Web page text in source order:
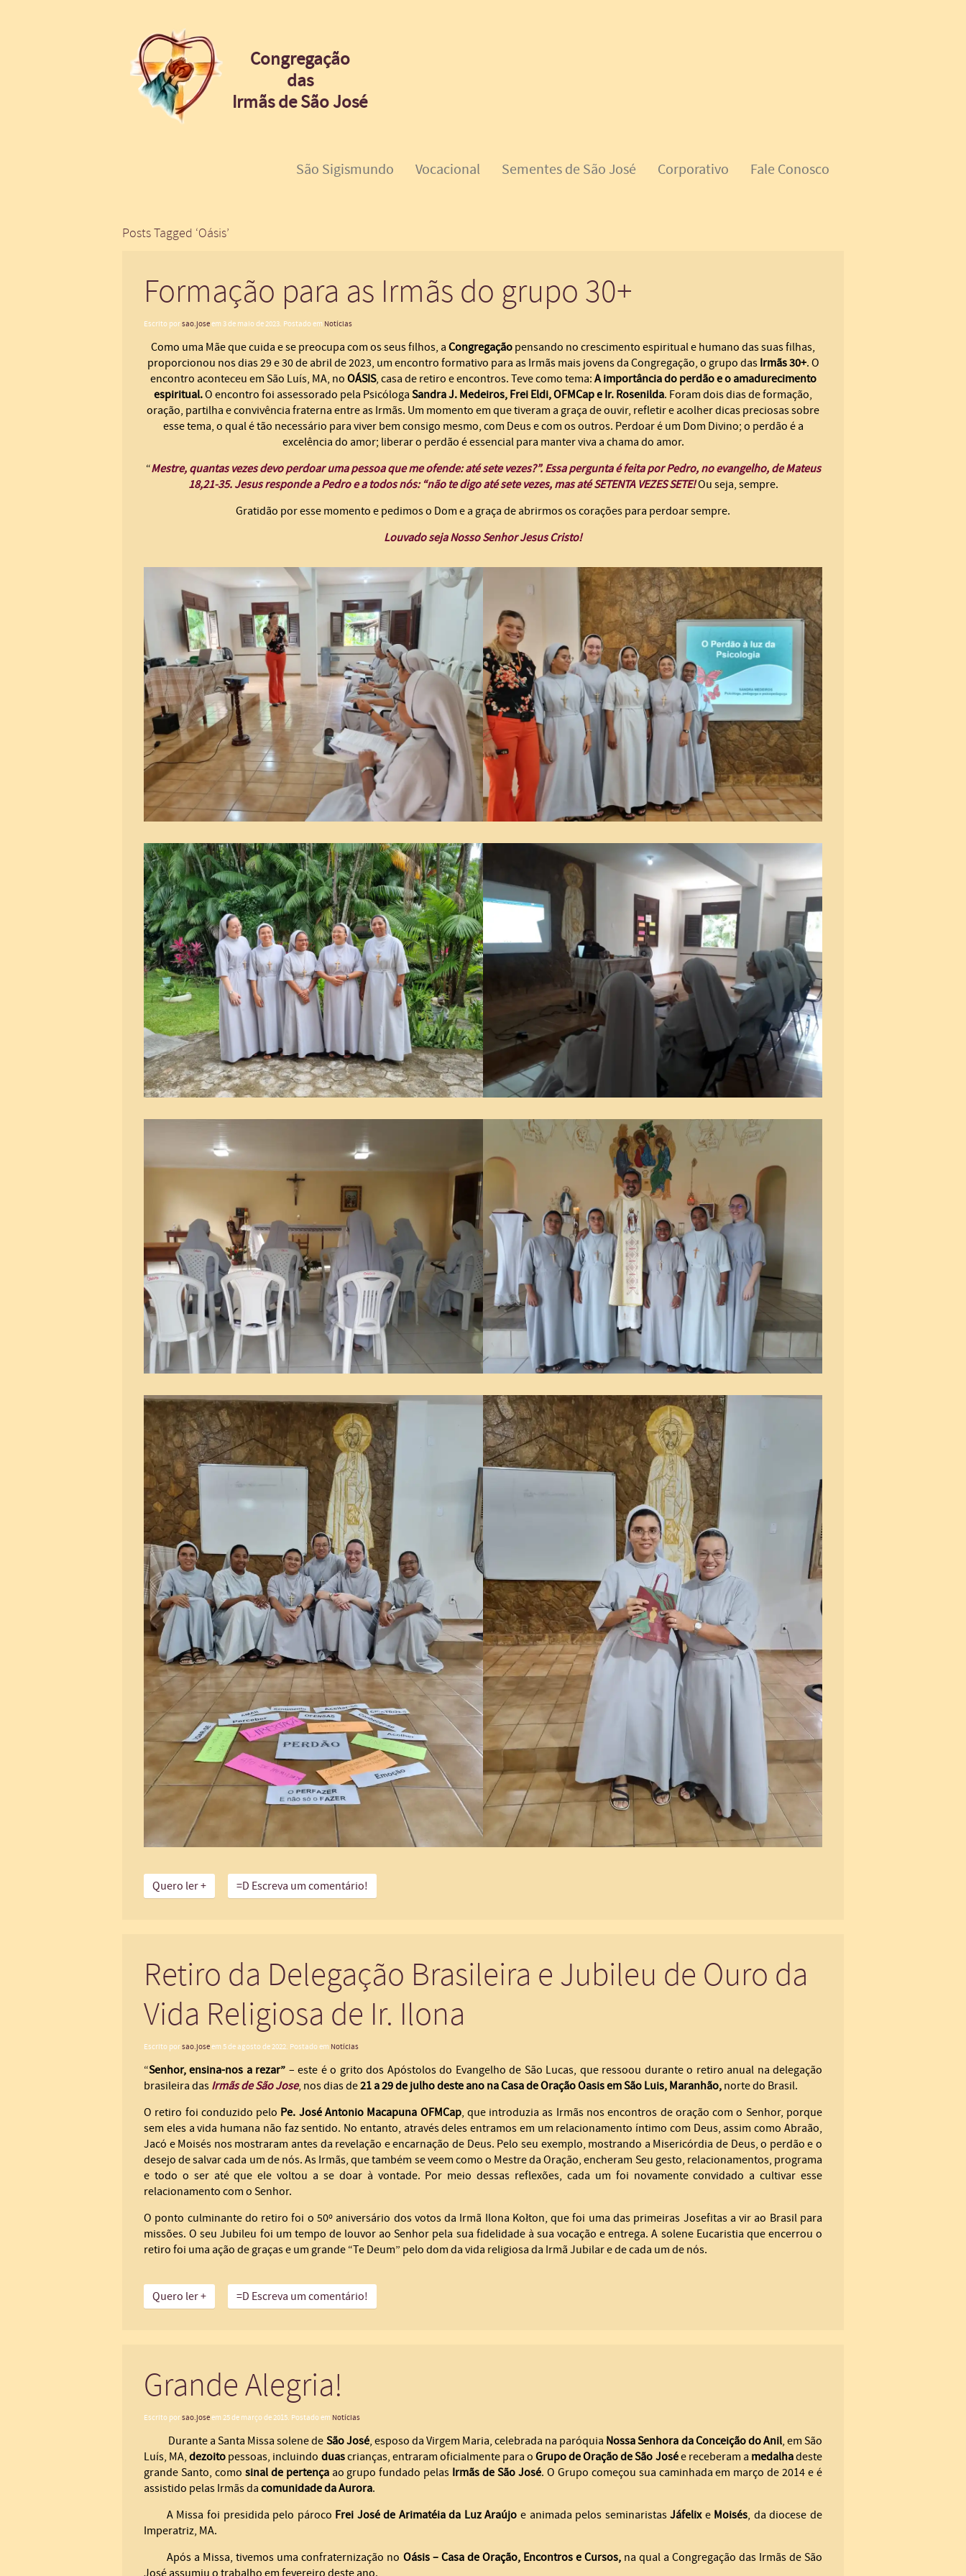
Congregação
das
Irmãs de São José
São Sigismundo Vocacional Sementes de São José Corporativo Fale Conosco
Posts Tagged ‘Oásis’
Formação para as Irmãs do grupo 30+
Escrito porsao.joseem 3 de maio de 2023. Postado em Notícias
Como uma Mãe que cuida e se preocupa com os seus filhos, a Congregação pensando no crescimento espiritual e humano das suas filhas,
proporcionou nos dias 29 e 30 de abril de 2023, um encontro formativo para as Irmãs mais jovens da Congregação, o grupo das Irmãs 30+. O
encontro aconteceu em São Luís, MA, no OÁSIS, casa de retiro e encontros. Teve como tema: A importância do perdão e o amadurecimento
espiritual.O encontro foi assessorado pela Psicóloga Sandra J. Medeiros, Frei Eldi, OFMCap e Ir. Rosenilda. Foram dois dias de formação,
oração, partilha e convivência fraterna entre as Irmãs. Um momento em que tiveram a graça de ouvir, refletir e acolher dicas preciosas sobre
esse tema, o qual é tão necessário para viver bem consigo mesmo, com Deus e com os outros. Perdoar é um Dom Divino; o perdão é a
excelência do amor; liberar o perdão é essencial para manter viva a chama do amor.
“Mestre, quantas vezes devo perdoar uma pessoa que me ofende: até sete vezes?”. Essa pergunta é feita por Pedro, no evangelho, de Mateus
18,21-35. Jesus responde a Pedro e a todos nós: “não te digo até sete vezes, mas até SETENTA VEZES SETE!Ou seja, sempre.
Gratidão por esse momento e pedimos o Dom e a graça de abrirmos os corações para perdoar sempre.
Louvado seja Nosso Senhor Jesus Cristo!
Quero ler + =D Escreva um comentário!
Retiro da Delegação Brasileira e Jubileu de Ouro da
Vida Religiosa de Ir. Ilona
Escrito porsao.joseem 5 de agosto de 2022. Postado em Notícias
“Senhor, ensina-nos a rezar” – este é o grito dos Apóstolos do Evangelho de São Lucas, que ressoou durante o retiro anual na delegação
brasileira das Irmãs de São Jose, nos dias de21 a 29 de julho deste ano na Casa de Oração Oasis em São Luis, Maranhão, norte do Brasil.
O retiro foi conduzido pelo Pe. José Antonio Macapuna OFMCap, que introduzia as Irmãs nos encontros de oração com o Senhor, porque
sem eles a vida humana não faz sentido. No entanto, através deles entramos em um relacionamento íntimo com Deus, assim como Abraão,
Jacó e Moisés nos mostraram antes da revelação e encarnação de Deus. Pelo seu exemplo, mostrando a Misericórdia de Deus, o perdão e o
desejo de salvar cada um de nós. As Irmãs, que também se veem como o Mestre da Oração, encheram Seu gesto, relacionamentos, programa
e todo o ser até que ele voltou a se doar à vontade. Por meio dessas reflexões, cada um foi novamente convidado a cultivar esse
relacionamento com o Senhor.
O ponto culminante do retiro foi o 50º aniversário dos votos da Irmã Ilona Kołton, que foi uma das primeiras Josefitas a vir ao Brasil para
missões. O seu Jubileu foi um tempo de louvor ao Senhor pela sua fidelidade à sua vocação e entrega. A solene Eucaristia que encerrou o
retiro foi uma ação de graças e um grande “Te Deum” pelo dom da vida religiosa da Irmã Jubilar e de cada um de nós.
Quero ler + =D Escreva um comentário!
Grande Alegria!
Escrito porsao.joseem 25 de março de 2015. Postado em Notícias
Durante a Santa Missa solene de São José, esposo da Virgem Maria, celebrada na paróquia Nossa Senhora da Conceição do Anil, em São
Luís, MA,dezoito pessoas, incluindo duascrianças, entraram oficialmente para oGrupo de Oração de São Josée receberam a medalhadeste
grande Santo, como sinal de pertençaao grupo fundado pelas Irmãs de São José. O Grupo começou sua caminhada em março de 2014 e é
assistido pelas Irmãs da comunidade da Aurora.
A Missa foi presidida pelo pároco Frei José de Arimatéia da Luz Araújo e animada pelos seminaristasJáfelixe Moisés, da diocese de
Imperatriz, MA.
Após a Missa, tivemos uma confraternização no Oásis – Casa de Oração, Encontros e Cursos,na qual a Congregação das Irmãs de São
José assumiu o trabalho em fevereiro deste ano.